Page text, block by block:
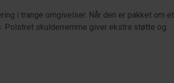
i trange omgivelser. Når den er pakket om et
Polstret skulderremme giver ekstra støtte og